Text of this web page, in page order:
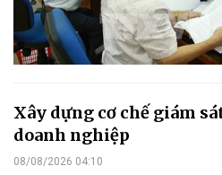
Xây dựng cơ chế giám
doanh nghiệp
08/08/2026 04:10